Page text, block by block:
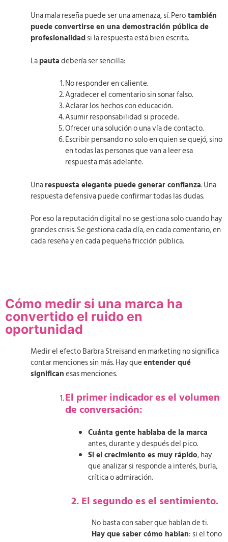
Una mala reseña puede ser una amenaza, sí. Perotambién
puede convertirse en una demostración pública de
profesionalidadsi la respuesta está bien escrita.
Lapautadebería ser sencilla:
No responder en caliente.
Agradecer el comentario sin sonar falso.
Aclarar los hechos con educación.
Asumir responsabilidad si procede.
Ofrecer una solución o una vía de contacto.
Escribir pensando no solo en quien se quejó, sino
en todas las personas que van a leer esa
respuesta más adelante.
Unarespuesta elegante puede generar confianza. Una
respuesta defensiva puede confirmar todas las dudas.
Por eso la reputación digital no se gestiona solo cuando hay
grandes crisis. Se gestiona cada día, en cada comentario, en
cada reseña y en cada pequeña fricción pública.
Cómo medir si una marca ha
convertido el ruido en
oportunidad
Medir el efecto Barbra Streisand en marketing no significa
contar menciones sin más. Hay queentender qué
significanesas menciones.
El primer indicador es el volumen
de conversación:
Cuánta gente hablaba de la marca
antes, durante y después del pico.
Si el crecimiento es muy rápido, hay
que analizar si responde a interés, burla,
crítica o admiración.
2. El segundo es el sentimiento.
No basta con saber que hablan de ti.
Hay que saber cómo hablan: si el tono